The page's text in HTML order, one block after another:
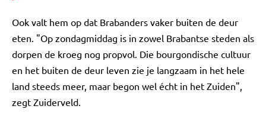
Ook valt hem op dat Brabanders vaker buiten de deur
eten. "Op zondagmiddag is in zowel Brabantse steden als
dorpen de kroeg nog propvol. Die bourgondische cultuur
en het buiten de deur leven zie je langzaam in het hele
land steeds meer, maar begon wel écht in het Zuiden",
zegt Zuiderveld.